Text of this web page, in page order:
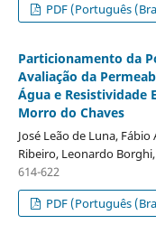
PDF (Português
Particionamento da
Avaliação da
Água e Resistividade
Morro do Chaves
José Leão de Luna,
Ribeiro, Leonardo
614-622
PDF (Português